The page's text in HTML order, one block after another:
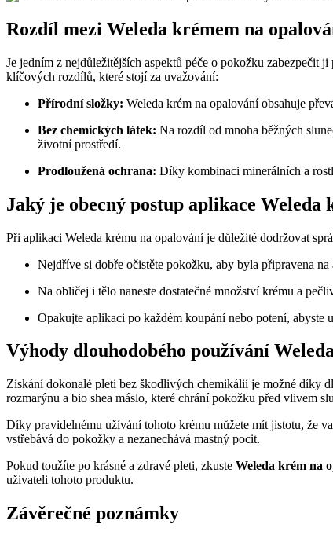
Rozdíl mezi Weleda krémem na
Je jedním z nejdůležitějších aspektů péče o pokožku zabezpečit
klíčových rozdílů, které stojí za uvažování:
Přírodní složky: Weleda krém na opalování obsahuje
Bez chemických látek: Na rozdíl od mnoha běžných
životní prostředí.
Prodloužená ochrana: Díky kombinaci minerálních a
Jaký je obecný postup aplikace
Při aplikaci Weleda krému na opalování je důležité dodržovat
Nejdříve si dobře očistěte pokožku, aby byla připravena
Na obličej i tělo naneste dostatečné množství krému a
Opakujte aplikaci po každém koupání nebo potení, abyste
Výhody dlouhodobého používání
Získání dokonalé pleti bez škodlivých chemikálií je možné díky
rozmarýnu a bio shea máslo, které chrání pokožku před vlivem
Díky pravidelnému užívání tohoto krému můžete mít jistotu, že
vstřebává do pokožky a nezanechává mastný pocit.
Pokud toužíte po krásné a zdravé pleti, zkuste Weleda krém na
uživateli tohoto produktu.
Závěrečné poznámky